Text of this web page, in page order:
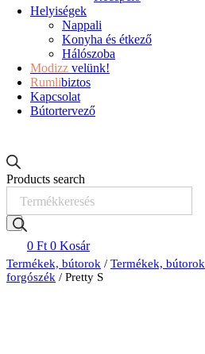
Helyiségek
Nappali
Konyha és étkező
Hálószoba
Modizz velünk!
Rumlibiztos
Kapcsolat
Bútortervező
Products search
0 Ft 0 Kosár
Termékek, bútorok / Termékek, bútorok
forgószék / Pretty S